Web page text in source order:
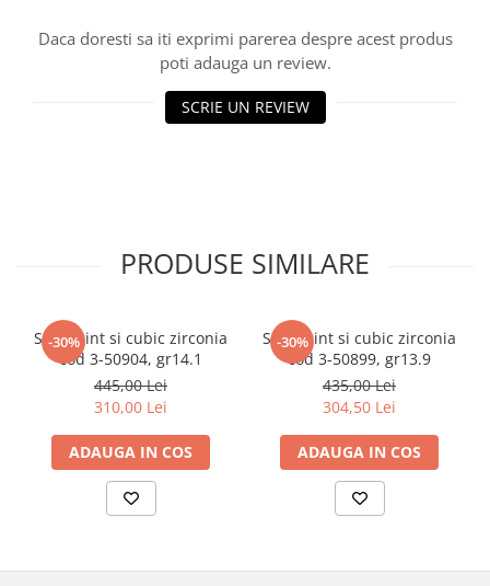
Daca doresti sa iti exprimi parerea despre acest produs
poti adauga un review.
SCRIE UN REVIEW
PRODUSE SIMILARE
-30%
Set argint si cubic zirconia
cod 3-50904, gr14.1
445,00 Lei
310,00 Lei
ADAUGA IN COS
-30%
Set argint si cubic zirconia
cod 3-50899, gr13.9
435,00 Lei
304,50 Lei
ADAUGA IN COS